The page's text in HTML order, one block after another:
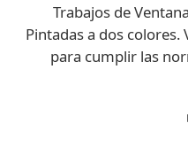
Trabajos de
Pintadas a dos
para cumplir las